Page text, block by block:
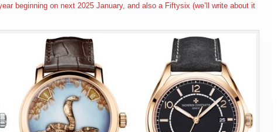
beginning on next 2025 January, and also a Fiftysix (we’ll write about it